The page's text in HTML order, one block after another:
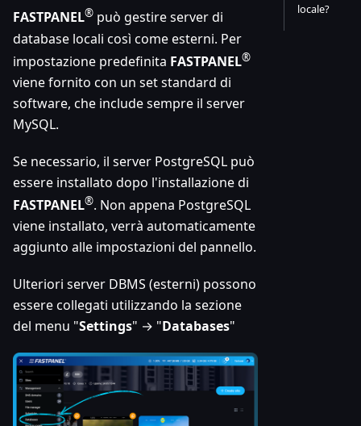
FASTPANEL® può gestire server di
database locali così come esterni. Per
impostazione predefinita FASTPANEL®
viene fornito con un set standard di
software, che include sempre il server
MySQL.
Se necessario, il server PostgreSQL può
essere installato dopo l'installazione di
FASTPANEL®. Non appena PostgreSQL
viene installato, verrà automaticamente
aggiunto alle impostazioni del pannello.
Ulteriori server DBMS (esterni) possono
essere collegati utilizzando la sezione
del menu "Settings" → "Databases"
locale?